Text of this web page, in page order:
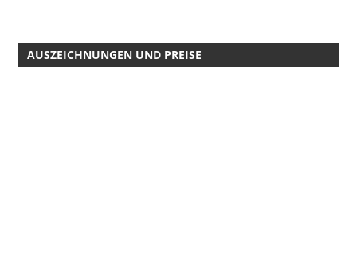
AUSZEICHNUNGEN UND PREISE